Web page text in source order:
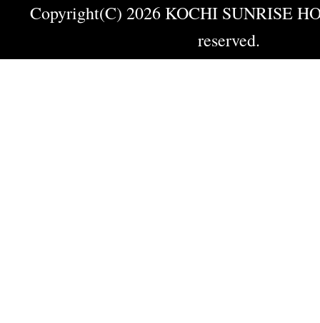
Copyright(C) 2026 KOCHI SUNRISE
reserved.